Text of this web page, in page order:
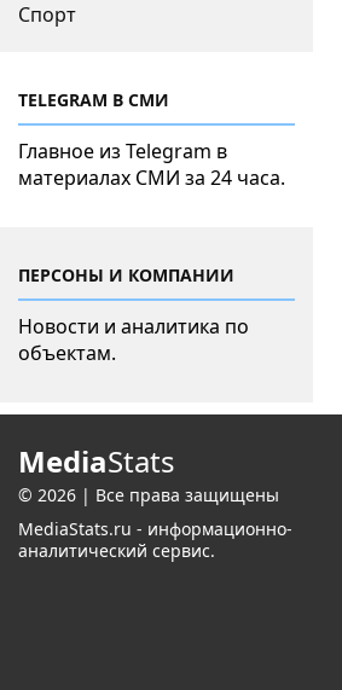
Спорт
TELEGRAM В СМИ
Главное из Telegram в
материалах СМИ за 24 часа.
ПЕРСОНЫ И КОМПАНИИ
Новости и аналитика по
объектам.
MediaStats
© 2026 | Все права защищены
MediaStats.ru - информационно-
аналитический сервис.